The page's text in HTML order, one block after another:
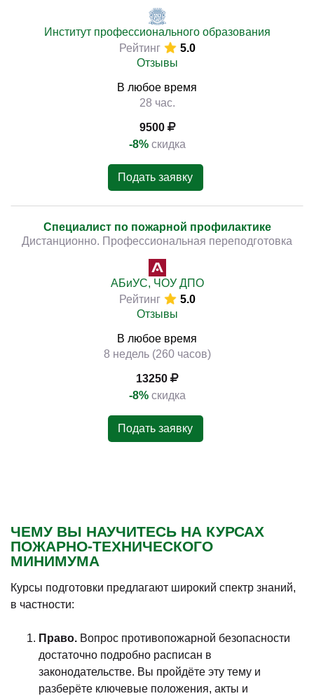
Институт профессионального образования
Рейтинг
5.0
Отзывы
В любое время
28 час.
9500
-8% скидка
Подать заявку
Специалист по пожарной профилактике
Дистанционно. Профессиональная переподготовка
АБиУС, ЧОУ ДПО
Рейтинг
5.0
Отзывы
В любое время
8 недель (260 часов)
13250
-8% скидка
Подать заявку
ЧЕМУ ВЫ НАУЧИТЕСЬ НА КУРСАХ
ПОЖАРНО-ТЕХНИЧЕСКОГО
МИНИМУМА
Курсы подготовки предлагают широкий спектр знаний,
в частности:
Право. Вопрос противопожарной безопасности
достаточно подробно расписан в
законодательстве. Вы пройдёте эту тему и
разберёте ключевые положения, акты и